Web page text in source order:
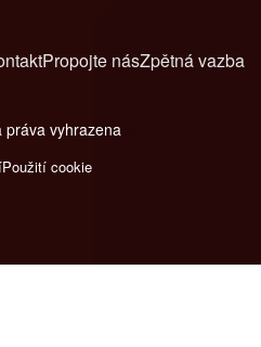
Propojte násZpětná vazba
vyhrazena
Použití cookie